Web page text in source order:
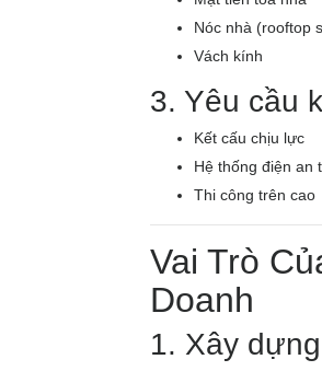
Nóc nhà (rooftop
Vách kính
3. Yêu cầu
Kết cấu chịu lực
Hệ thống điện an
Thi công trên cao
Vai Trò
Doanh
1. Xây